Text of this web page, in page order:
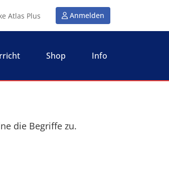
Atlas Plus Anmelden
Shop Info
die Begriffe zu.